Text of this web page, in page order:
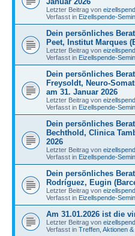
Letzter Beitrag von
Verfasst in Eizellspende-
Dein persönliches
Peet, Institut Marques
Letzter Beitrag von
Verfasst in Eizellspende-
Dein persönliches
Freysoldt, Neuro-
am 31. Januar 2026
Letzter Beitrag von
Verfasst in Eizellspende-
Dein persönliches
Bechthold, Clinica
2026
Letzter Beitrag von
Verfasst in Eizellspende-
Dein persönliches
Rodríguez, Eugin
Letzter Beitrag von
Verfasst in Eizellspende-
Am 31.01.2026 ist die
Letzter Beitrag von
Verfasst in Treffen, Aktionen